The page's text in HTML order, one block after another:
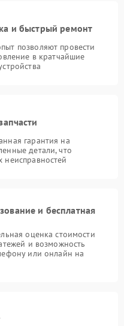
и быстрый ремонт
позволяют провести
в кратчайшие
гарантия на
детали, что
и бесплатная
оценка стоимости
и возможность
или онлайн на